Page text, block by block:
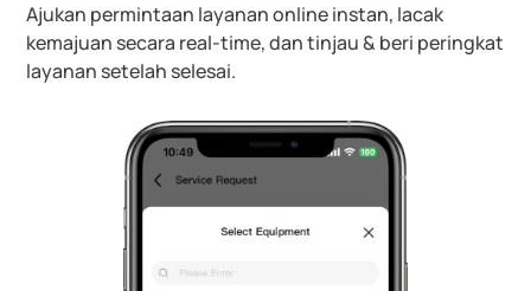
Ajukan permintaan layanan online instan, lacak
kemajuan secara real-time, dan tinjau & beri peringkat
layanan setelah selesai.